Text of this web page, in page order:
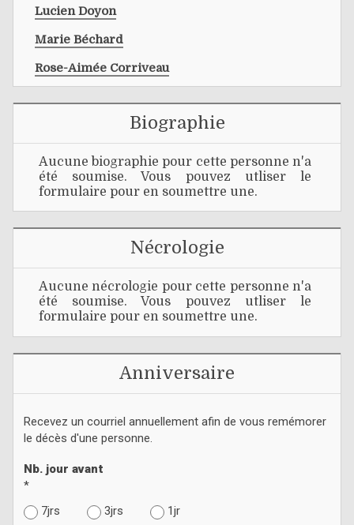
Lucien Doyon
Marie Béchard
Rose-Aimée Corriveau
Biographie
Aucune biographie pour cette personne n'a
été soumise. Vous pouvez utliser le
formulaire pour en soumettre une.
Nécrologie
Aucune nécrologie pour cette personne n'a
été soumise. Vous pouvez utliser le
formulaire pour en soumettre une.
Anniversaire
Recevez un courriel annuellement afin de vous remémorer
le décès d'une personne.
Nb. jour avant
*
7jrs
3jrs 1jr